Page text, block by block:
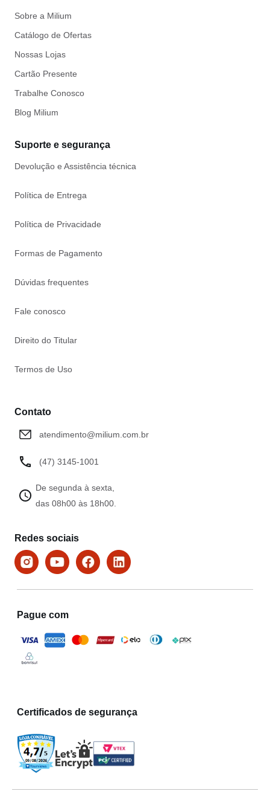
Sobre a Milium
Catálogo de Ofertas
Nossas Lojas
Cartão Presente
Trabalhe Conosco
Blog Milium
Suporte e segurança
Devolução e Assistência técnica
Política de Entrega
Política de Privacidade
Formas de Pagamento
Dúvidas frequentes
Fale conosco
Direito do Titular
Termos de Uso
Contato
atendimento@milium.com.br
(47) 3145-1001
De segunda à sexta,
das 08h00 às 18h00.
Redes sociais
Pague com
Certificados de segurança